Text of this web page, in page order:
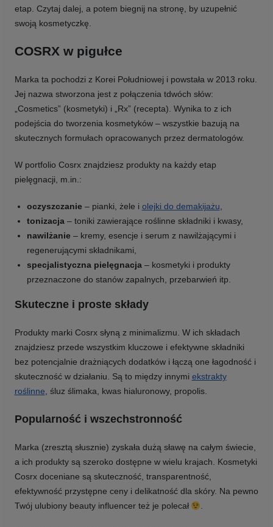
etap. Czytaj dalej, a potem biegnij na stronę, by uzupełnić
swoją kosmetyczkę.
COSRX w pigułce
Marka ta pochodzi z Korei Południowej i powstała w 2013 roku.
Jej nazwa stworzona jest z połączenia tdwóch słów:
„Cosmetics” (kosmetyki) i „Rx” (recepta). Wynika to z ich
podejścia do tworzenia kosmetyków – wszystkie bazują na
skutecznych formułach opracowanych przez dermatologów.
W portfolio Cosrx znajdziesz produkty na każdy etap
pielęgnacji, m.in.:
oczyszczanie– pianki, żele i olejki do demakijażu,
tonizacja– toniki zawierające roślinne składniki i kwasy,
nawilżanie– kremy, esencje i serum z nawilżającymi i
regenerującymi składnikami,
specjalistyczna pielęgnacja– kosmetyki i produkty
przeznaczone do stanów zapalnych, przebarwień itp.
Skuteczne i proste składy
Produkty marki Cosrx słyną z minimalizmu. W ich składach
znajdziesz przede wszystkim kluczowe i efektywne składniki
bez potencjalnie drażniących dodatków i łączą one łagodność i
skuteczność w działaniu. Są to między innymi ekstrakty
roślinne, śluz ślimaka, kwas hialuronowy, propolis.
Popularność i wszechstronność
Marka (zresztą słusznie) zyskała dużą sławę na całym świecie,
a ich produkty są szeroko dostępne w wielu krajach. Kosmetyki
Cosrx doceniane są skuteczność, transparentność,
efektywność przystępne ceny i delikatność dla skóry. Na pewno
Twój ulubiony beauty influencer też je polecał
.